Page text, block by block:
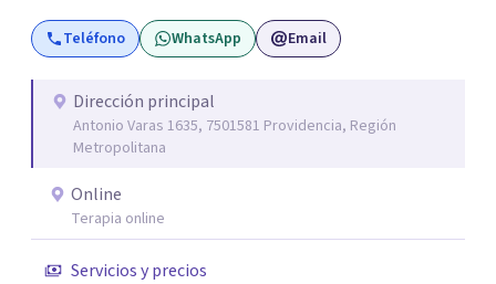
cambio, estaré encantado de acompañarte! Puedes
escribirme para coordinar una primera sesión
Teléfono WhatsApp Email
Dirección principal
Antonio Varas 1635, 7501581 Providencia, Región
Metropolitana
Online
Terapia online
Servicios y precios